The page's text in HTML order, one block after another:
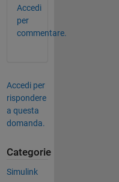
Accedi
per
commentare.
Accedi per
rispondere
a questa
domanda.
Categorie
Simulink